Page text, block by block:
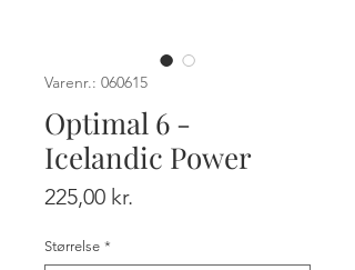
Varenr.: 060615
Optimal 6 -
Icelandic Power
225,00 kr.
Størrelse *